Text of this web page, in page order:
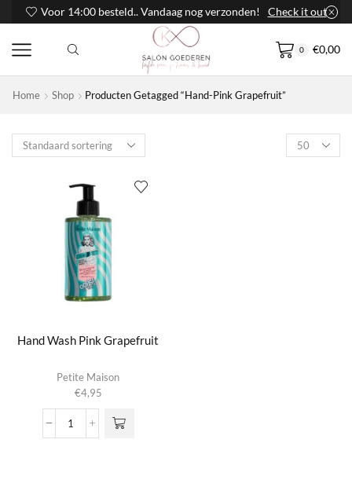
Voor 14:00 besteld.. Vandaag nog verzonden! Check it out
0 €0,00
Home Shop Producten Getagged “Hand-Pink Grapefruit”
Products
per
Hand Wash Pink Grapefruit
Petite Maison
€4,95
Hand